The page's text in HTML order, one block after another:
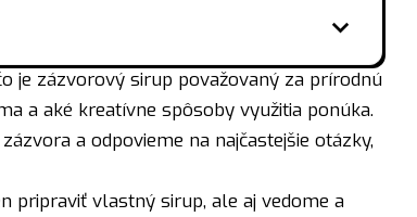
je zázvorový sirup považovaný za prírodnú
a aké kreatívne spôsoby využitia ponúka.
a odpovieme na najčastejšie otázky,
pripraviť vlastný sirup, ale aj vedome a